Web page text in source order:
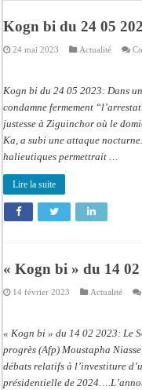
Kamb, l’Inspecteur de la
« Quand le mandat s’achève,
Touba : convaincue d’avoir
Linguère : Un élève de 14 ans
Gamou 1448 H / 2026 : le
Assemblée nationale : Sonko
Passation de service au
Kogn bi du 24 05
24 mai 2023 Actualité
Kogn bi du 24 05 2023: Dans
condamne fermement
justesse à Ziguinchor où le
Ka, a subi une attaque
halieutiques permettrait …
Lire la suite
« Kogn bi » du 14 02
14 février 2023 Actualité
« Kogn bi » du 14 02 2023: Le
progrès (Afp) Moustapha
débats relatifs à l’investiture
présidentielle de